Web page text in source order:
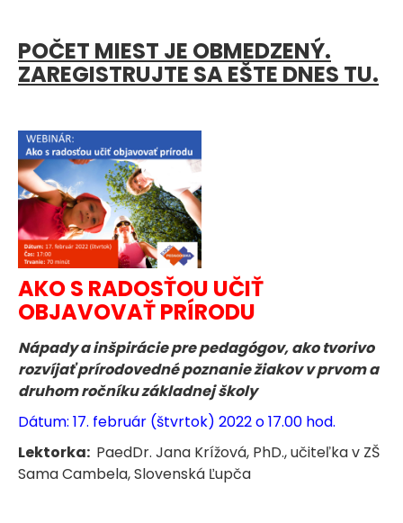
POČET MIEST JE OBMEDZENÝ.
ZAREGISTRUJTE SA EŠTE DNES TU.
AKO S RADOSŤOU UČIŤ
OBJAVOVAŤ PRÍRODU
Nápady a inšpirácie pre pedagógov, ako tvorivo
rozvíjať prírodovedné poznanie žiakov v prvom a
druhom ročníku základnej školy
Dátum: 17. február (štvrtok) 2022 o 17.00 hod.
Lektorka: PaedDr. Jana Krížová, PhD., učiteľka v ZŠ
Sama Cambela, Slovenská Ľupča